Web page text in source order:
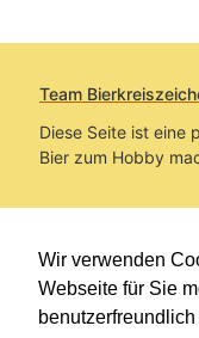
Wir verwenden
Webseite für Sie
Team
Diese Seite ist eine
Bier zum Hobby
Sie befinden sich
im Pfad:Übers Bier
Erstellt: 2013-05-10